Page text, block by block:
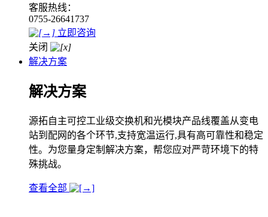
客服热线：
0755-26641737
立即咨询
关闭
解决方案
解决方案
源拓自主可控工业级交换机和光模块产品线覆盖从变电
站到配网的各个环节,支持宽温运行,具有高可靠性和稳定
性。为您量身定制解决方案，帮您应对严苛环境下的特
殊挑战。
查看全部